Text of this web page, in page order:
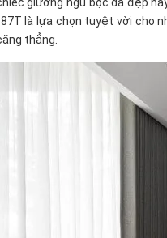
giường ngủ bọc da đẹp
là lựa chọn tuyệt vời
thẳng.